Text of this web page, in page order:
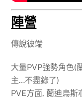
陣營
傳說彼端
大量PVP強勢角色(
主…不盡錄了)
PVE方面, 蘭迪烏斯